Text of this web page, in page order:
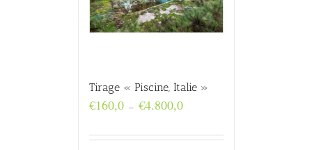
Tirage « Piscine, Italie »
€160,0 – €4.800,0Plage
€160,0